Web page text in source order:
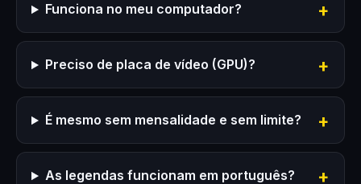
Funciona no meu computador?
Preciso de placa de vídeo (GPU)?
É mesmo sem mensalidade e sem limite?
As legendas funcionam em português?